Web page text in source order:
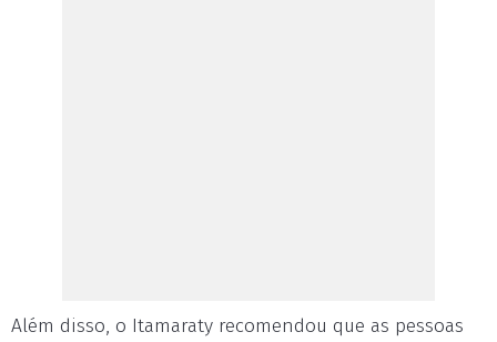
Além disso, o Itamaraty recomendou que as pessoas